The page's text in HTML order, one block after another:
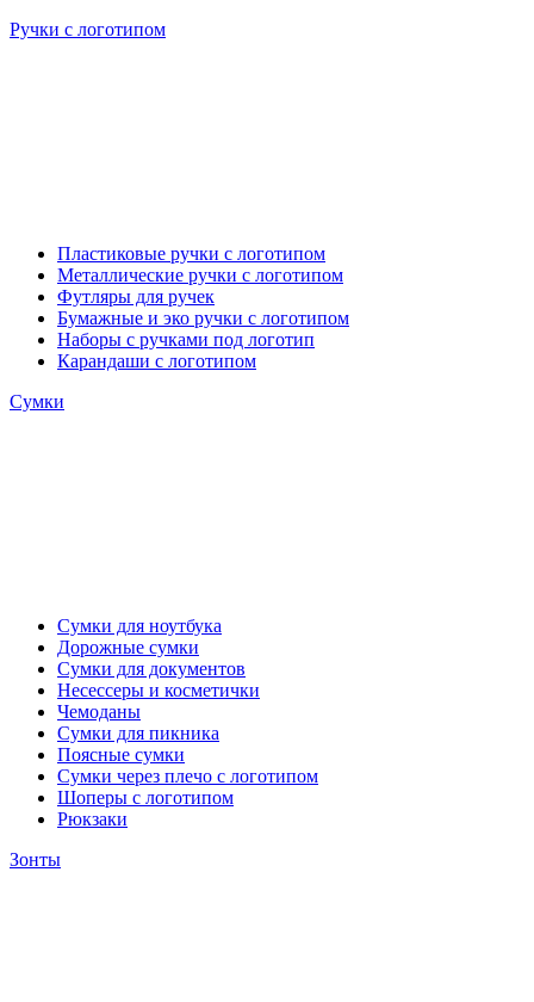
Ручки с логотипом
Пластиковые ручки с логотипом
Металлические ручки с логотипом
Футляры для ручек
Бумажные и эко ручки с логотипом
Наборы с ручками под логотип
Карандаши с логотипом
Сумки
Сумки для ноутбука
Дорожные сумки
Сумки для документов
Несессеры и косметички
Чемоданы
Сумки для пикника
Поясные сумки
Сумки через плечо с логотипом
Шоперы с логотипом
Рюкзаки
Зонты